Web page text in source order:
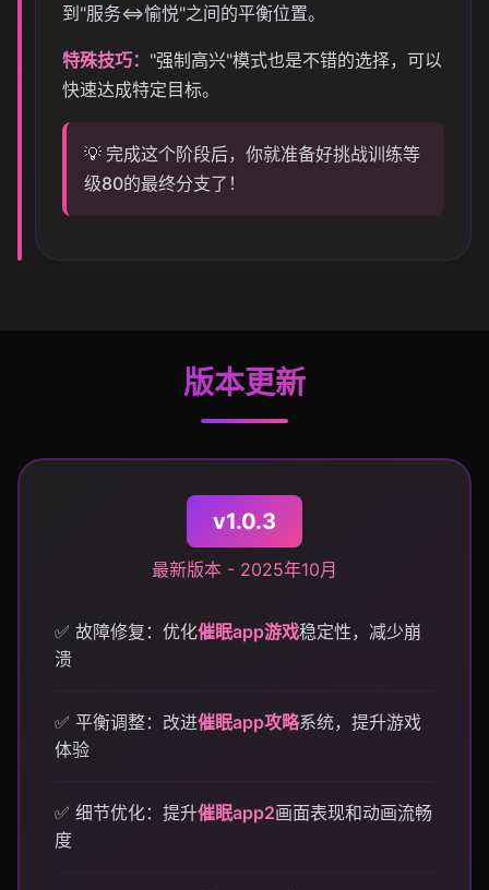
到"服务⇔愉悦"之间的平衡位置。
特殊技巧： "强制高兴"模式也是不错的选择，可以
快速达成特定目标。
💡 完成这个阶段后，你就准备好挑战训练等
级80的最终分支了！
版本更新
v1.0.3
最新版本 - 2025年10月
✅ 故障修复：优化催眠app游戏稳定性，减少崩
溃
✅ 平衡调整：改进催眠app攻略系统，提升游戏
体验
✅ 细节优化：提升催眠app2画面表现和动画流畅
度